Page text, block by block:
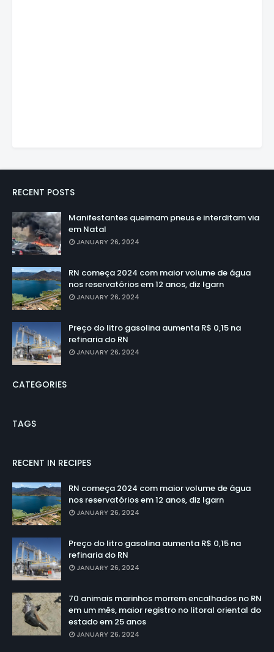
RECENT POSTS
Manifestantes queimam pneus e interditam via
em Natal
JANUARY 26, 2024
RN começa 2024 com maior volume de água
nos reservatórios em 12 anos, diz Igarn
JANUARY 26, 2024
Preço do litro gasolina aumenta R$ 0,15 na
refinaria do RN
JANUARY 26, 2024
CATEGORIES
TAGS
RECENT IN RECIPES
RN começa 2024 com maior volume de água
nos reservatórios em 12 anos, diz Igarn
JANUARY 26, 2024
Preço do litro gasolina aumenta R$ 0,15 na
refinaria do RN
JANUARY 26, 2024
70 animais marinhos morrem encalhados no RN
em um mês, maior registro no litoral oriental do
estado em 25 anos
JANUARY 26, 2024